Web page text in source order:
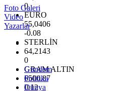
0
EURO
55,0406
-0.08
STERLİN
64,2143
0
GRAM ALTIN
6500.87
0.12
Foto Galeri
Video
Yazarlar
Gündem
Politika
Dünya